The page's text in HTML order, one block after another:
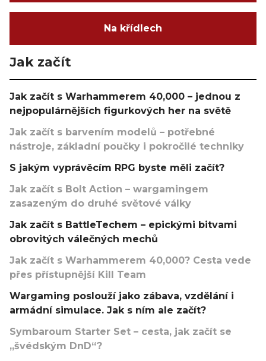
Na křídlech
Jak začít
Jak začít s Warhammerem 40,000 – jednou z
nejpopulárnějších figurkových her na světě
Jak začít s barvením modelů – potřebné
nástroje, základní poučky i pokročilé techniky
S jakým vyprávěcím RPG byste měli začít?
Jak začít s Bolt Action – wargamingem
zasazeným do druhé světové války
Jak začít s BattleTechem – epickými bitvami
obrovitých válečných mechů
Jak začít s Warhammerem 40,000? Cesta vede
přes přístupnější Kill Team
Wargaming poslouží jako zábava, vzdělání i
armádní simulace. Jak s ním ale začít?
Symbaroum Starter Set – cesta, jak začít se
„švédským DnD“?